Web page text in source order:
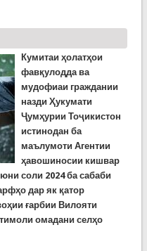
Кумитаи ҳолатҳои
фавқулодда ва
мудофиаи граждании
назди Ҳукумати
Ҷумҳурии Тоҷикистон
истинодан ба
маълумоти Агентии
ҳавошиносии кишвар
соли 2024 ба сабаби
дар як қатор
ғарбии Вилояти
омадани селҳо